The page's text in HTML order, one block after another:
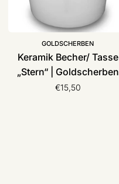
GOLDSCHERBEN
Keramik Becher/ Tasse
„Stern“ | Goldscherben
€15,50